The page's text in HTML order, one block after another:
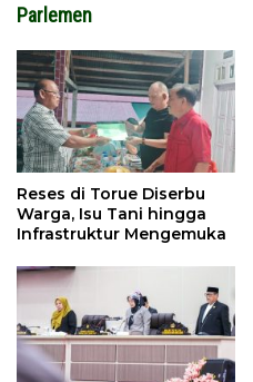
Parlemen
Reses di Torue Diserbu
Warga, Isu Tani hingga
Infrastruktur Mengemuka